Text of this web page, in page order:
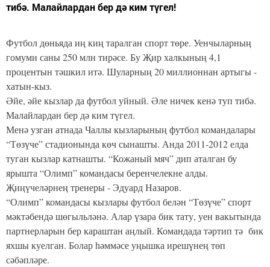
тибә. Малайлардан бер дә ким түгел!
Футбол дөньяда иң киң таралган спорт төре. Уенчыларның
гомуми саны 250 млн тирәсе. Бу Җир халкының 4,1
процентын тәшкил итә. Шуларның 20 миллионнан артыгы -
хатын-кыз.
Әйе, әйе кызлар да футбол уйный. Әле ничек кенә туп тибә.
Малайлардан бер дә ким түгел.
Менә узган атнада Чаллы кызларының футбол командалары
“Төзүче” стадионында көч сынашты. Анда 2011-2012 елда
туган кызлар катнашты. “Кожаный мяч” дип аталган бу
ярышта “Олимп” командасы беренчелекне алды.
Җиңүчеләрнең тренеры - Эдуард Назаров.
“Олимп” командасы кызлары футбол белән “Төзүче” спорт
мәктәбендә шөгыльләнә. Алар үзара бик тату, уен вакытында
партнерларын бер караштан аңлый. Командада тәртип тә бик
яхшы куелган. Болар һәммәсе уңышка ирешүнең төп
сәбәпләре.